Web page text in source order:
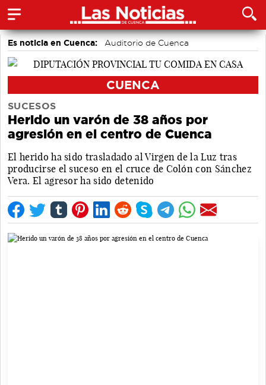
Es noticia en Cuenca: Auditorio de Cuenca
CUENCA
SUCESOS
Herido un varón de 38 años por
agresión en el centro de Cuenca
El herido ha sido trasladado al Virgen de la Luz tras
producirse el suceso en el cruce de Colón con Sánchez
Vera. El agresor ha sido detenido